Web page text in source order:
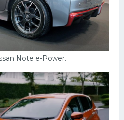
Note e-Power.